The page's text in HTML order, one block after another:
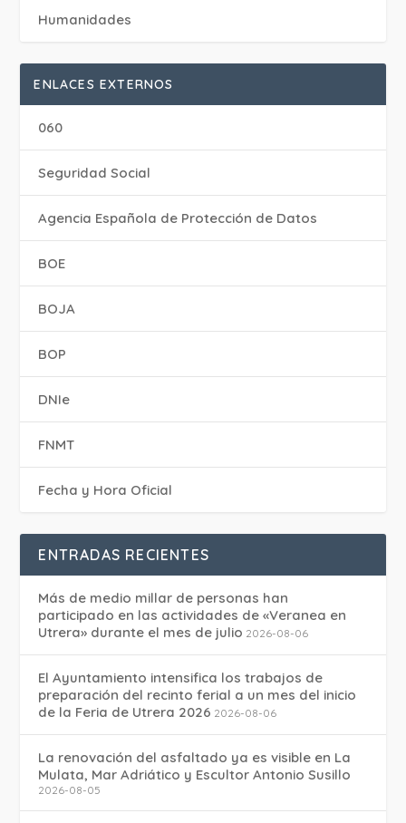
Humanidades
ENLACES EXTERNOS
060
Seguridad Social
Agencia Española de Protección de Datos
BOE
BOJA
BOP
DNIe
FNMT
Fecha y Hora Oficial
ENTRADAS RECIENTES
Más de medio millar de personas han
participado en las actividades de «Veranea en
Utrera» durante el mes de julio 2026-08-06
El Ayuntamiento intensifica los trabajos de
preparación del recinto ferial a un mes del inicio
de la Feria de Utrera 2026 2026-08-06
La renovación del asfaltado ya es visible en La
Mulata, Mar Adriático y Escultor Antonio Susillo
2026-08-05